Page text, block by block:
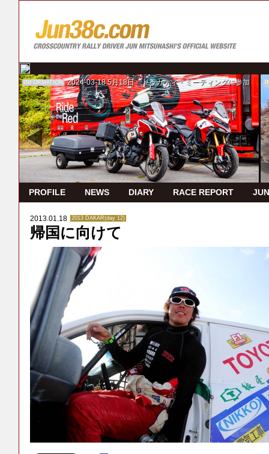
INFORMATION 2024-03-18 5月18日 ドゥカティ・ミーティングに参加
PROFILE NEWS DIARY RACE REPORT
2013.01.18 2013 DAKAR(day 12)
帰国に向けて